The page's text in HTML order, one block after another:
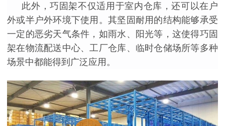
此外，巧固架不仅适用于室内仓库，还可以在户
外或半户外环境下使用。其坚固耐用的结构能够承受
一定的恶劣天气条件，如雨水、阳光等，这使得巧固
架在物流配送中心、工厂仓库、临时仓储场所等多种
场景中都能得到广泛应用。